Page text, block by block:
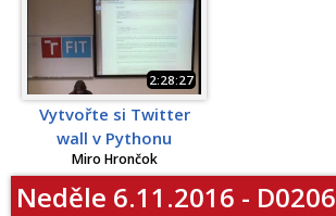
2:28:27
Vytvořte si Twitter
wall v Pythonu
Miro Hrončok
Neděle 6.11.2016 - D0206